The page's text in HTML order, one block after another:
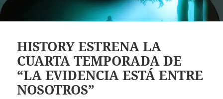
HISTORY ESTRENA LA
CUARTA TEMPORADA DE
“LA EVIDENCIA ESTÁ ENTRE
NOSOTROS”